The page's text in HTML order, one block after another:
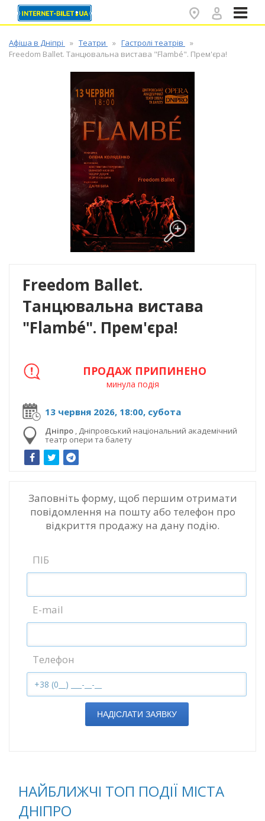
Афіша в Дніпрі Театри
Гастролі театрів
Freedom Ballet. Танцювальна вистава "Flambé". Прем'єра!
Freedom Ballet.
Танцювальна вистава
"Flambé". Прем'єра!
13 червня 2026, 18:00, субота
Дніпро , Дніпровський національний академічний
театр опери та балету
ПРОДАЖ ПРИПИНЕНО
минула подія
Заповніть форму, щоб першим отримати
повідомлення на пошту або телефон про
відкриття продажу на дану подію.
ПІБ
E-mail
Телефон
НАДІСЛАТИ ЗАЯВКУ
НАЙБЛИЖЧІ ТОП ПОДІЇ МІСТА
ДНІПРО